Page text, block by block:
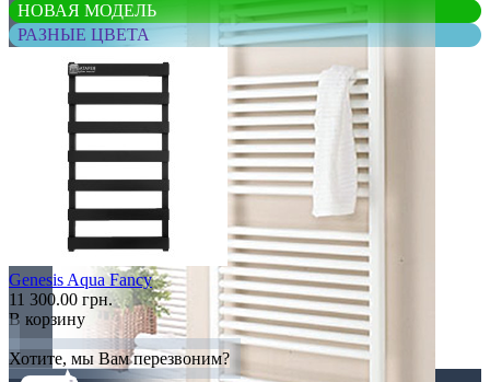
НОВАЯ МОДЕЛЬ
РАЗНЫЕ ЦВЕТА
Genesis Aqua Fancy
11 300.00 грн.
В корзину
Хотите, мы Вам перезвоним?